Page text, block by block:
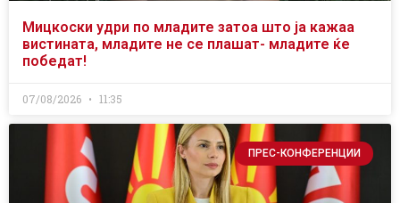
Мицкоски удри по младите затоа што ја кажаа
вистината, младите не се плашат- младите ќе
победат!
07/08/2026 11:35
ПРЕС-КОНФЕРЕНЦИИ